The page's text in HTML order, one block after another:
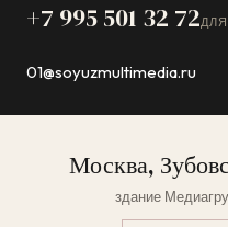
+7 995 501 32 72
01@soyuzmultimedia.ru
Москва,
здание